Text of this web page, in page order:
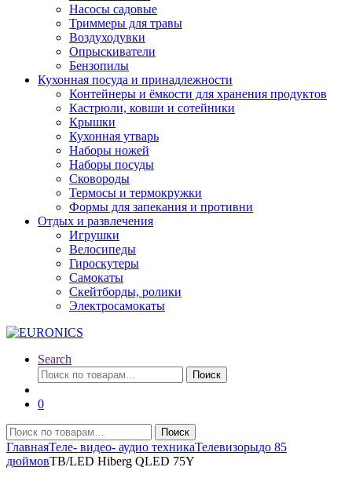
Насосы садовые
Триммеры для травы
Воздуходувки
Опрыскиватели
Бензопилы
Кухонная посуда и принадлежности
Контейнеры и ёмкости для хранения продуктов
Кастрюли, ковши и сотейники
Крышки
Кухонная утварь
Наборы ножей
Наборы посуды
Сковороды
Термосы и термокружки
Формы для запекания и противни
Отдых и развлечения
Игрушки
Велосипеды
Гироскутеры
Самокаты
Скейтборды, ролики
Электросамокаты
Search
Искать:
Поиск
0
Искать:
Поиск
ГлавнаяТеле- видео- аудио техникаТелевизорыдо 85
дюймовTB/LED Hiberg QLED 75Y